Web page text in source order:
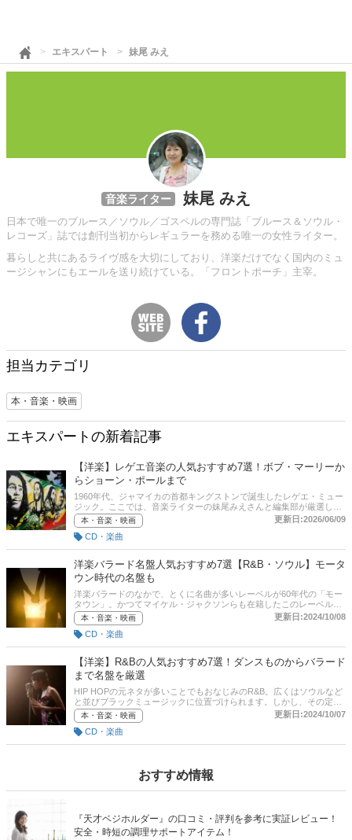
エキスパート 妹尾 みえ
音楽ライター 妹尾 みえ
日本で唯一のブルース／ソウル／ゴスペルの専門誌「ブルース＆ソウル・
レコーズ」誌では創刊当初からレギュラーを務める唯一の女性ライター。
暮らしと共にあるライヴ感を大切にしており、洋楽だけでなく国内のミュ
ージシャンにもエールを送り続けている。「フロントポーチ」主宰。
担当カテゴリ
本・音楽・映画
エキスパートの新着記事
【洋楽】レゲエ音楽の人気おすすめ7選！ボブ・マーリーか
らショーン・ポールまで
1960年代、ジャマイカの首都キングストンで誕生したレゲエ・ミュー
ジック。ここでは、音楽ライターの妹尾みえさんと編集部が厳選した
レゲエのおすすめの名盤と選び方のポイントをご紹介。ボブ・マーリ
ーからショーン・ポールまで、HIP HOPのルーツともされるレゲエの
名曲を当時のヒットリディムとともに年代別に厳選しました。記事の
後半では通販サイトの売れ筋ランキングも掲載していますので、ぜひ
参考にしてみてください。
本・音楽・映画
更新日:2026/06/09
CD・楽曲
洋楽バラード名盤人気おすすめ7選【R&B・ソウル】モータ
ウン時代の名盤も
洋楽バラードのなかで、とくに名曲が多いレーベルが60年代の「モー
タウン」。かつてマイケル・ジャクソンらも在籍したこのレーベル
は、若者の気持ちに寄り添い、黒人だけでなく白人層にもアピールす
る音楽を目指し、ラブソングの名曲を数多く世に送り出しました。モ
ータウンを代表するアルバムには、バラードの名曲が必ず入っている
といっても過言ではありません。ここでは、音楽ライターの妹尾みえ
さんが選ぶ洋楽バラードの名盤7選と選び方のポイントをご紹介しま
す。
本・音楽・映画
更新日:2024/10/08
CD・楽曲
【洋楽】R&Bの人気おすすめ7選！ダンスものからバラード
まで名盤を厳選
HIP HOPの元ネタが多いことでもおなじみのR&B。広くはソウルなど
と並びブラックミュージックに位置づけられます。しかし、その定義
は難しく、ブルース色の強いスタイルもあれば、90年代のダンス・ミ
ュージック寄りのサウンドをイメージする人もいるでしょう。ここで
は、音楽ライターの妹尾みえさんが選ぶ洋楽R&Bのおすすめ7選と選
び方のポイントをご紹介します。後半には通販サイトの最新人気ラン
本・音楽・映画
更新日:2024/10/07
CD・楽曲
おすすめ情報
『天才ベジホルダー』の口コミ・評判を参考に実証レビュー！
安全・時短の調理サポートアイテム！